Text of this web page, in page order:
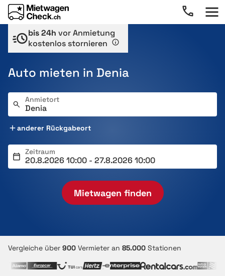
bis 24h vor Anmietung
kostenlos stornieren
Auto mieten in Denia
Anmietort
anderer Rückgabeort
Zeitraum
Mietwagen finden
Vergleiche über 900 Vermieter an 85.000 Stationen